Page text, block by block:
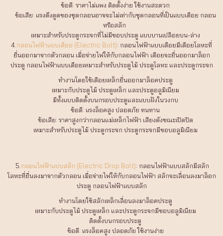
ข้อดี: ราคาไม่แพง ติดตั้งง่าย ใช้งานสะดวก
ข้อเสีย: แรงดึงดูดของชุดกลอนอาจจะไม่เท่ากับชุดกลอนที่เป็นแบบเดือย กลอน
หรือสลัก
เหมาะสำหรับประตูกระจกที่ไม่มีขอบประตู แบบบานเปลือยบน-ล่าง
4.กลอนไฟฟ้าแบบเดือย (Electric Bolt): กลอนไฟฟ้าแบบเดือยมีเดือยโลหะที่
ยื่นออกมาจากตัวกลอน เมื่อจ่ายไฟให้กับกลอนไฟฟ้า เดือยจะยื่นออกมาล็อก
ประตู กลอนไฟฟ้าแบบเดือยเหมาะสำหรับประตูไม้ ประตูโลหะ และประตูกระจก
ทำงานโดยใช้เดือยเหล็กยื่นออกมาล็อคประตู
เหมาะกับประตูไม้ ประตูเหล็ก และประตูอลูมิเนียม
มีทั้งแบบติดตั้งบนกรอบประตูและแบบฝังในวงกบ
ข้อดี: แรงล็อคสูง ปลอดภัย ทนทาน
ข้อเสีย: ราคาสูงกว่ากลอนแม่เหล็กไฟฟ้า เสียงดังขณะเปิดปิด
เหมาะสำหรับประตูไม้ ประตูกระจก ประตูกระจกมีขอบอลูมิเนียม
5.กลอนไฟฟ้าแบบสลัก (Electric Drop Bolt): กลอนไฟฟ้าแบบสลักมีสลัก
โลหะที่ยื่นลงมาจากตัวกลอน เมื่อจ่ายไฟให้กับกลอนไฟฟ้า สลักจะเลื่อนลงมาล็อก
ประตู กลอนไฟฟ้าแบบสลัก
ทำงานโดยใช้สลักเหล็กเลื่อนลงมาล็อคประตู
เหมาะกับประตูไม้ ประตูเหล็ก และประตูกระจกมีขอบอลูมิเนียม
ติดตั้งบนกรอบประตู
ข้อดี: แรงล็อคสูง ปลอดภัย ใช้งานง่าย